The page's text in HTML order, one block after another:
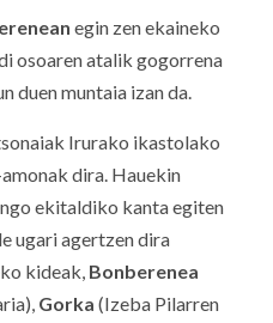
egin zen ekaineko
osoaren atalik gogorrena
duen muntaia izan da.
Irurako ikastolako
dira. Hauekin
ekitaldiko kanta egiten
ugari agertzen dira
kideak, Bonberenea
Gorka (Izeba Pilarren